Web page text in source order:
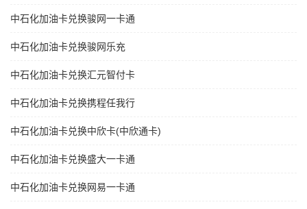
中石化加油卡兑换骏网一卡通
中石化加油卡兑换骏网乐充
中石化加油卡兑换汇元智付卡
中石化加油卡兑换携程任我行
中石化加油卡兑换中欣卡(中欣通卡)
中石化加油卡兑换盛大一卡通
中石化加油卡兑换网易一卡通